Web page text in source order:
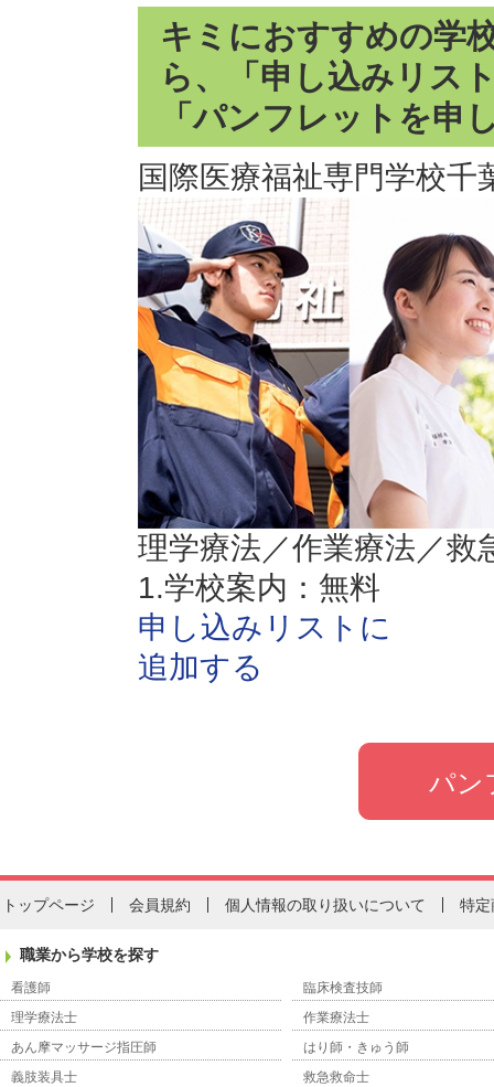
キミにおすすめの学
ら、「申し込みリス
「パンフレットを申
国際医療福祉専門学校千
理学療法／作業療法／救
1.学校案内：無料
申し込みリストに
追加する
トップページ 会員規約 個人情報の取り扱いについて 特定
職業から学校を探す
看護師
臨床検査技師
理学療法士
作業療法士
あん摩マッサージ指圧師
はり師・きゅう師
義肢装具士
救急救命士